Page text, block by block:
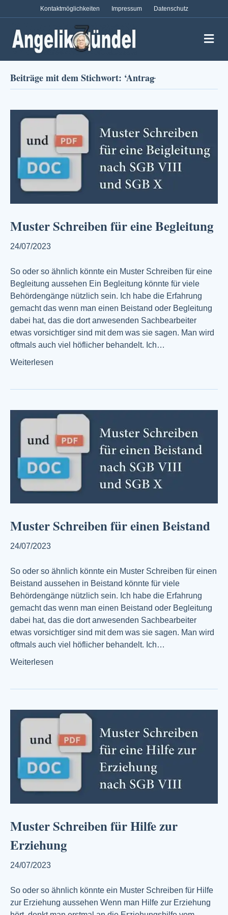
Kontaktmöglichkeiten Impressum Datenschutz
Beiträge mit dem Stichwort: ‘Antrag̵
Muster Schreiben für eine Begleitung
24/07/2023
So oder so ähnlich könnte ein Muster Schreiben für eine
Begleitung aussehen Ein Begleitung könnte für viele
Behördengänge nützlich sein. Ich habe die Erfahrung
gemacht das wenn man einen Beistand oder Begleitung
dabei hat, das die dort anwesenden Sachbearbeiter
etwas vorsichtiger sind mit dem was sie sagen. Man wird
oftmals auch viel höflicher behandelt. Ich…
Weiterlesen
Muster Schreiben für einen Beistand
24/07/2023
So oder so ähnlich könnte ein Muster Schreiben für einen
Beistand aussehen in Beistand könnte für viele
Behördengänge nützlich sein. Ich habe die Erfahrung
gemacht das wenn man einen Beistand oder Begleitung
dabei hat, das die dort anwesenden Sachbearbeiter
etwas vorsichtiger sind mit dem was sie sagen. Man wird
oftmals auch viel höflicher behandelt. Ich…
Weiterlesen
Muster Schreiben für Hilfe zur
Erziehung
24/07/2023
So oder so ähnlich könnte ein Muster Schreiben für Hilfe
zur Erziehung aussehen Wenn man Hilfe zur Erziehung